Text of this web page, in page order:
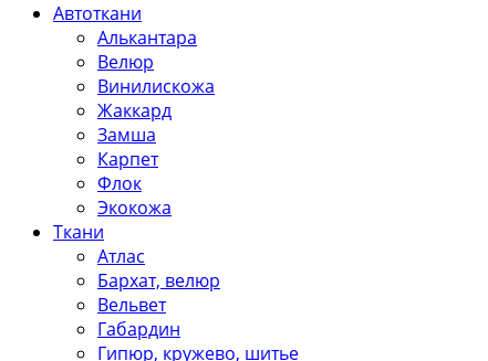
Автоткани
Алькантара
Велюр
Винилискожа
Жаккард
Замша
Карпет
Флок
Экокожа
Ткани
Атлас
Бархат, велюр
Вельвет
Габардин
Гипюр, кружево, шитье